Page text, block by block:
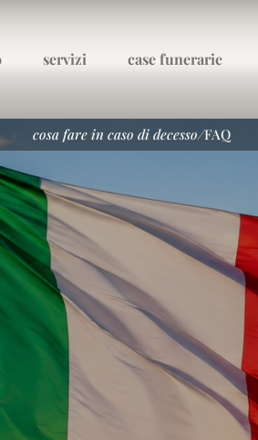
servizi case funerarie
cosa fare in caso di decesso/FAQ